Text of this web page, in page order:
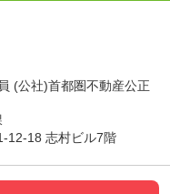
(公社)首都圏不動産公正
12-18 志村ビル7階